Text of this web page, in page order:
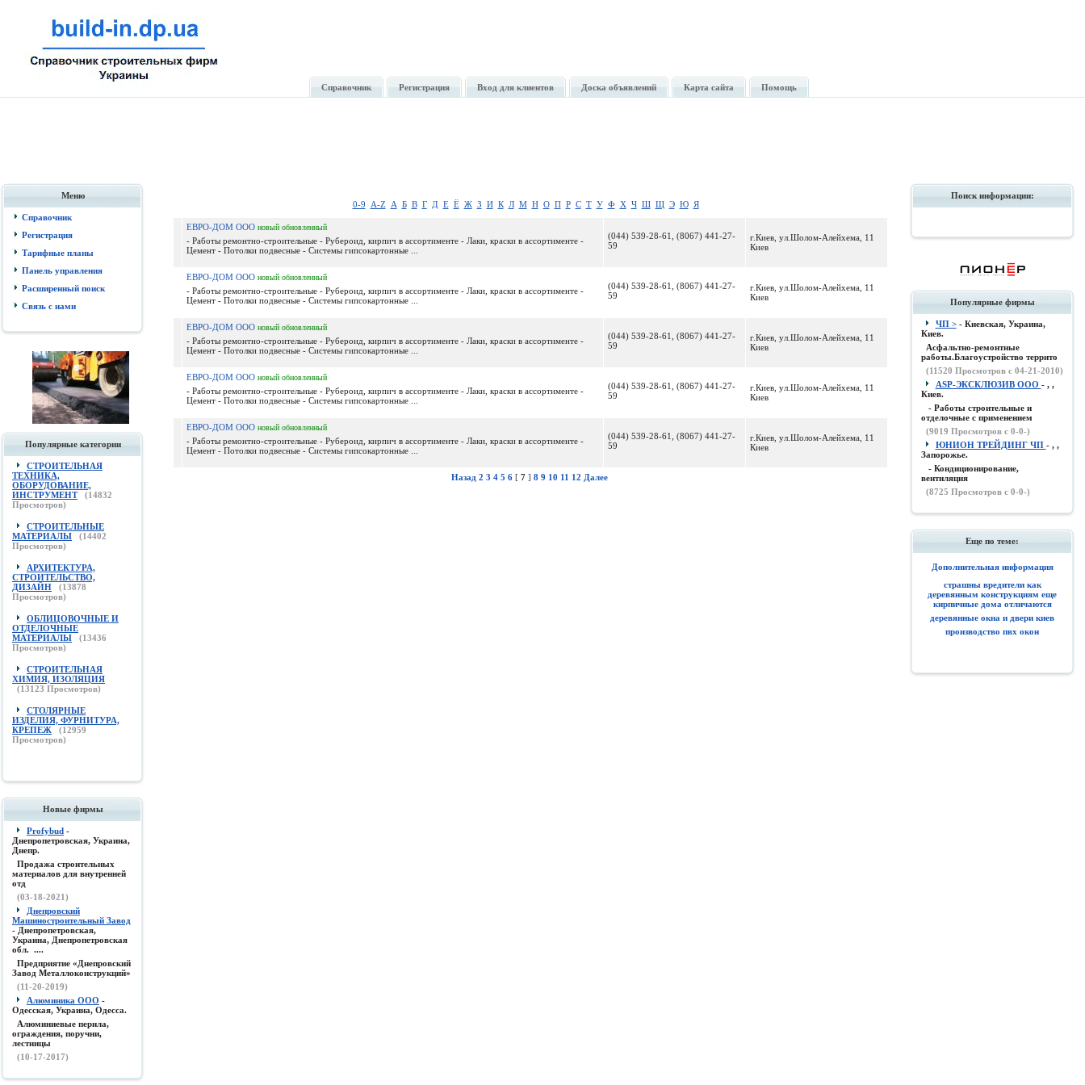
Справочник Регистрация Вход для клиентов Доска объявлений Карта сайта Помощь
Меню
Справочник
Регистрация
Тарифные планы
Панель управления
Расширенный поиск
Связь с нами
Популярные категории
СТРОИТЕЛЬНАЯ
ТЕХНИКА,
ОБОРУДОВАНИЕ,
ИНСТРУМЕНТ
(14832
Просмотров)
СТРОИТЕЛЬНЫЕ
МАТЕРИАЛЫ
(14402
Просмотров)
АРХИТЕКТУРА,
СТРОИТЕЛЬСТВО,
ДИЗАЙН
(13878
Просмотров)
ОБЛИЦОВОЧНЫЕ И
ОТДЕЛОЧНЫЕ
МАТЕРИАЛЫ
(13436
Просмотров)
СТРОИТЕЛЬНАЯ
ХИМИЯ, ИЗОЛЯЦИЯ
(13123 Просмотров)
СТОЛЯРНЫЕ
ИЗДЕЛИЯ, ФУРНИТУРА,
КРЕПЕЖ
(12959
Просмотров)
Новые фирмы
Profybud -
Днепропетровская, Украина,
Днепр.
Продажа строительных
материалов для внутренней
отд
(03-18-2021)
Днепровский
Машиностроительный Завод
- Днепропетровская,
Украина, Днепропетровская
обл. ....
Предприятие «Днепровский
Завод Металлоконструкций»
(11-20-2019)
Алюминика ООО -
Одесская, Украина, Одесса.
Алюминиевые перила,
ограждения, поручни,
лестницы
(10-17-2017)
0-9 A-Z А Б В Г Д Е Ё Ж З И К Л М Н О П Р С Т У Ф Х Ч Ш Щ Э Ю Я
ЕВРО-ДОМ ООО новый обновленный
- Работы ремонтно-строительные - Рубероид, кирпич в ассортименте - Лаки, краски в ассортименте -
Цемент - Потолки подвесные - Системы гипсокартонные ...
(044) 539-28-61, (8067) 441-27-
59
г.Киев, ул.Шолом-Алейхема, 11
Киев
ЕВРО-ДОМ ООО новый обновленный
- Работы ремонтно-строительные - Рубероид, кирпич в ассортименте - Лаки, краски в ассортименте -
Цемент - Потолки подвесные - Системы гипсокартонные ...
(044) 539-28-61, (8067) 441-27-
59
г.Киев, ул.Шолом-Алейхема, 11
Киев
ЕВРО-ДОМ ООО новый обновленный
- Работы ремонтно-строительные - Рубероид, кирпич в ассортименте - Лаки, краски в ассортименте -
Цемент - Потолки подвесные - Системы гипсокартонные ...
(044) 539-28-61, (8067) 441-27-
59
г.Киев, ул.Шолом-Алейхема, 11
Киев
ЕВРО-ДОМ ООО новый обновленный
- Работы ремонтно-строительные - Рубероид, кирпич в ассортименте - Лаки, краски в ассортименте -
Цемент - Потолки подвесные - Системы гипсокартонные ...
(044) 539-28-61, (8067) 441-27-
59
г.Киев, ул.Шолом-Алейхема, 11
Киев
ЕВРО-ДОМ ООО новый обновленный
- Работы ремонтно-строительные - Рубероид, кирпич в ассортименте - Лаки, краски в ассортименте -
Цемент - Потолки подвесные - Системы гипсокартонные ...
(044) 539-28-61, (8067) 441-27-
59
г.Киев, ул.Шолом-Алейхема, 11
Киев
Назад 2 3 4 5 6[ 7] 8 9 10 11 12 Далее
Поиск информации:
Популярные фирмы
ЧП >- Киевская, Украина,
Киев.
Асфальтно-ремонтные
работы.Благоустройство террито
(11520 Просмотров с 04-21-2010)
ASP-ЭКСКЛЮЗИВ ООО - , ,
Киев.
- Работы строительные и
отделочные с применением
(9019 Просмотров с 0-0-)
ЮНИОН ТРЕЙДИНГ ЧП - , ,
Запорожье.
- Кондиционирование,
вентиляция
(8725 Просмотров с 0-0-)
Еще по теме:
Дополнительная информация
страшны вредители как
деревянным конструкциям еще
кирпичные дома отличаются
деревянные окна и двери киев
производство пвх окон